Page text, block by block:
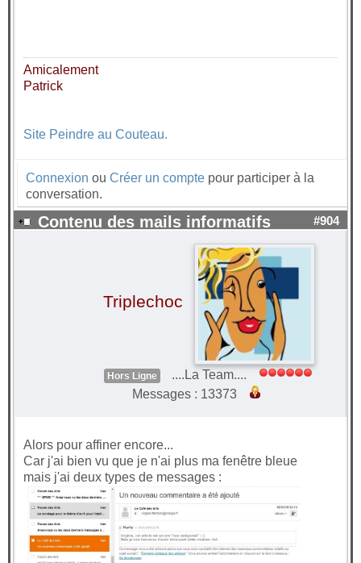
Amicalement
Patrick
Site Peindre au Couteau.
Connexion ou Créer un compte pour participer à la
conversation.
Contenu des mails informatifs #904
Triplechoc
Hors Ligne
....La Team....
Messages : 13373
Alors pour affiner encore...
Car j'ai bien vu que je n'ai plus ma fenêtre bleue
mais j'ai deux types de messages :